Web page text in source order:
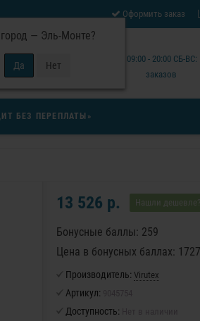
— Эль-Монте?
Оформить заказ
Будни: 09:00 - 20:00 СБ-
заказов
БЕЗ ПЕРЕПЛАТЫ»
13 526 р. Нашли дешевле?
Бонусные баллы: 259
Цена в бонусных баллах:
Производитель: Virutex
Артикул:
Доступность: